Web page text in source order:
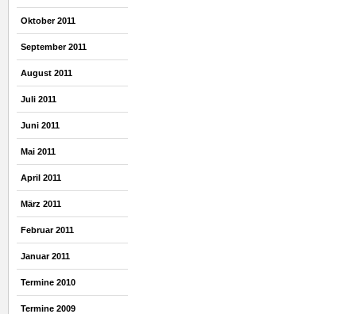
Oktober 2011
September 2011
August 2011
Juli 2011
Juni 2011
Mai 2011
April 2011
März 2011
Februar 2011
Januar 2011
Termine 2010
Termine 2009